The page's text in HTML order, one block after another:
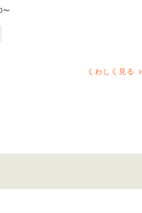
〜
くわしく見る